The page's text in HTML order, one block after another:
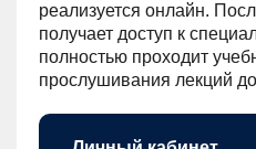
реализуется онлайн.
получает доступ к
полностью проходит
прослушивания лекций